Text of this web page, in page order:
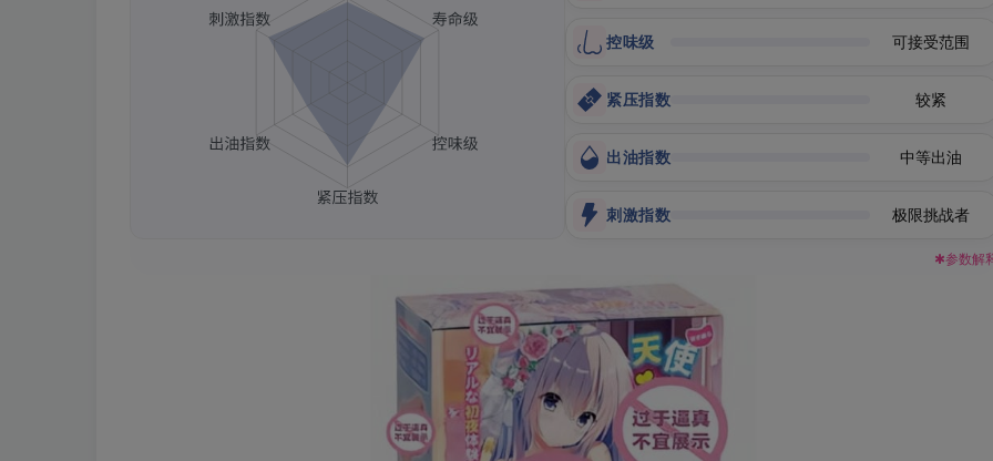
控味级 可接受范围
紧压指数 较紧
出油指数 中等出油
刺激指数 极限挑战者
✱参数解